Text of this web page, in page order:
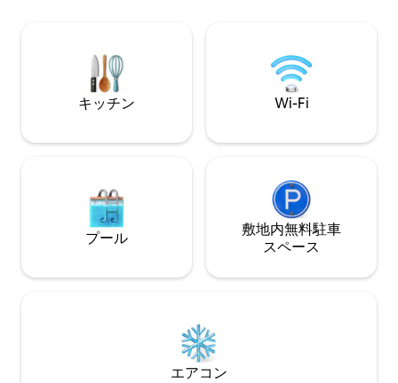
したり集まったりするための🌳広い屋外
エリア。 パーフェクトノース＆クリエー
ションミュージアム＆アークまで🎢数
分！ 快適な滞在のための💫心のこもった
ノまで3マイル パ
プス：11マイル
イル
キッチン Wi-Fi
プール
敷地内無料駐⁠車
ス⁠ペ⁠ー⁠ス
エアコン